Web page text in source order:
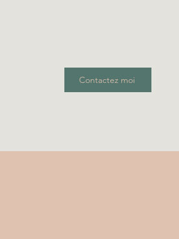
Contactez moi